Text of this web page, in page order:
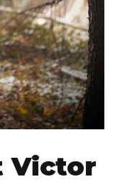
Victor